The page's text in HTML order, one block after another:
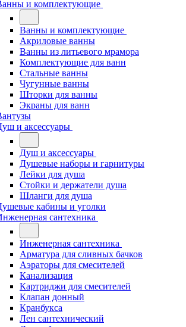
и комплектующие
Ванны и комплектующие
Акриловые ванны
Ванны из литьевого мрамора
Комплектующие для ванн
Стальные ванны
Чугунные ванны
Шторки для ванны
Экраны для ванн
и аксессуары
Душ и аксессуары
Душевые наборы и гарнитуры
Лейки для душа
Стойки и держатели душа
Шланги для душа
кабины и уголки
сантехника
Инженерная сантехника
Арматура для сливных бачков
Аэраторы для смесителей
Канализация
Картриджи для смесителей
Клапан донный
Кранбукса
Лен сантехнический